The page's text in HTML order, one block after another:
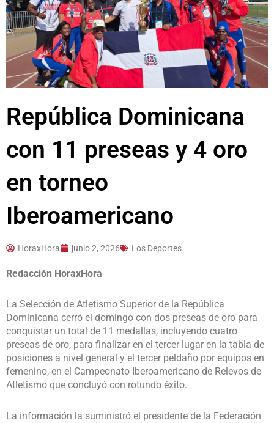
República Dominicana
con 11 preseas y 4 oro
en torneo
Iberoamericano
HoraxHora junio 2, 2026 Los Deportes
Redacción HoraxHora
La Selección de Atletismo Superior de la República
Dominicana cerró el domingo con dos preseas de oro para
conquistar un total de 11 medallas, incluyendo cuatro
preseas de oro, para finalizar en el tercer lugar en la tabla de
posiciones a nivel general y el tercer peldaño por equipos en
femenino, en el Campeonato Iberoamericano de Relevos de
Atletismo que concluyó con rotundo éxito.
La información la suministró el presidente de la Federación